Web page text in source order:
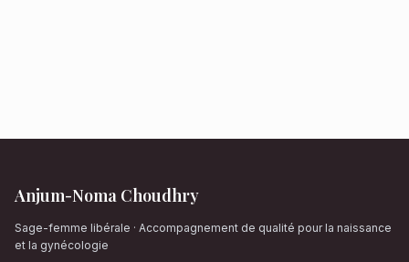
Anjum-Noma Choudhry
Sage-femme libérale · Accompagnement de qualité pour la naissance
et la gynécologie